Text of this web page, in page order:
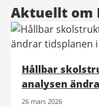
Aktuellt om
Hållbar
analysen
utredningar
26 mars 2026